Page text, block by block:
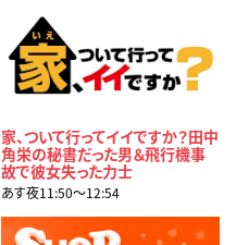
家、ついて行ってイイですか？田中
角栄の秘書だった男＆飛行機事
故で彼女失った力士
あす夜11:50〜12:54